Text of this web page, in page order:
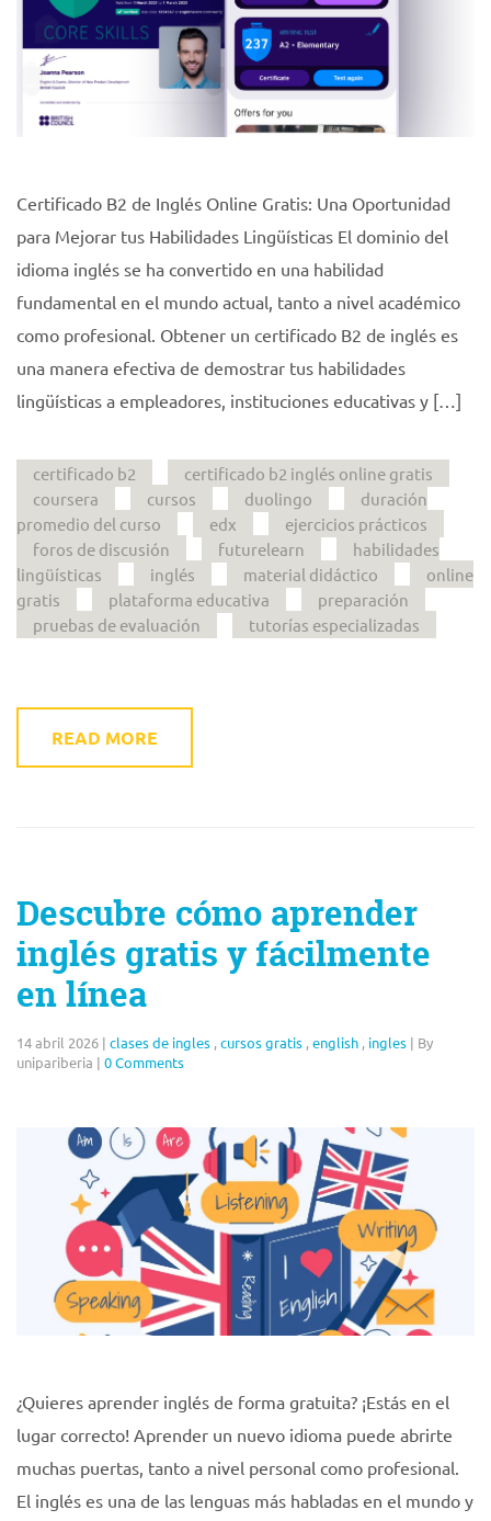
Certificado B2 de Inglés Online Gratis: Una Oportunidad
para Mejorar tus Habilidades Lingüísticas El dominio del
idioma inglés se ha convertido en una habilidad
fundamental en el mundo actual, tanto a nivel académico
como profesional. Obtener un certificado B2 de inglés es
una manera efectiva de demostrar tus habilidades
lingüísticas a empleadores, instituciones educativas y […]
certificado b2
certificado b2 inglés online gratis
coursera
cursos duolingo
duración
promedio del curso
edx
ejercicios prácticos
foros de discusión
futurelearn
habilidades
lingüísticas
inglés material didáctico
online
gratis
plataforma educativa
preparación
pruebas de evaluación
tutorías especializadas
READ MORE
Descubre cómo aprender
inglés gratis y fácilmente
en línea
14 abril 2026 | clases de ingles ,cursos gratis ,english , ingles | By
unipariberia | 0 Comments
¿Quieres aprender inglés de forma gratuita? ¡Estás en el
lugar correcto! Aprender un nuevo idioma puede abrirte
muchas puertas, tanto a nivel personal como profesional.
El inglés es una de las lenguas más habladas en el mundo y